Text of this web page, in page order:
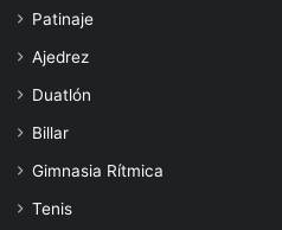
Patinaje
Ajedrez
Duatlón
Billar
Gimnasia Rítmica
Tenis